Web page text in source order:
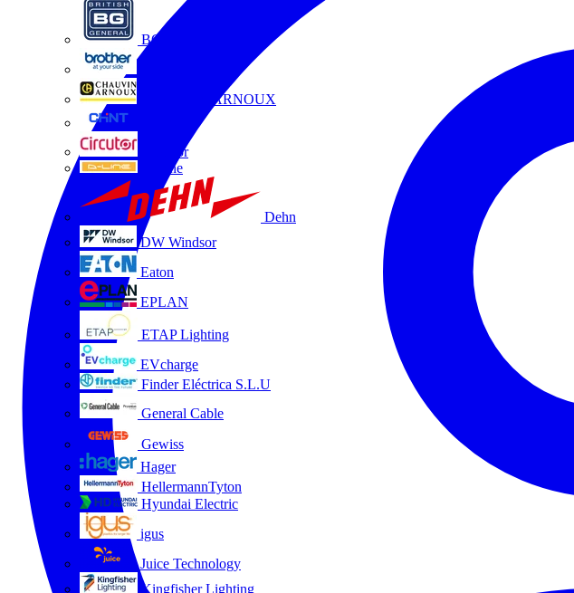
BG Electrical
CHAUVIN ARNOUX
Circutor
D-Line
Dehn
DW Windsor
Eaton
EPLAN
ETAP Lighting
EVcharge
Finder Eléctrica S.L.U
General Cable
Gewiss
Hager
HellermannTyton
Hyundai Electric
igus
Juice Technology
Kingfisher Lighting